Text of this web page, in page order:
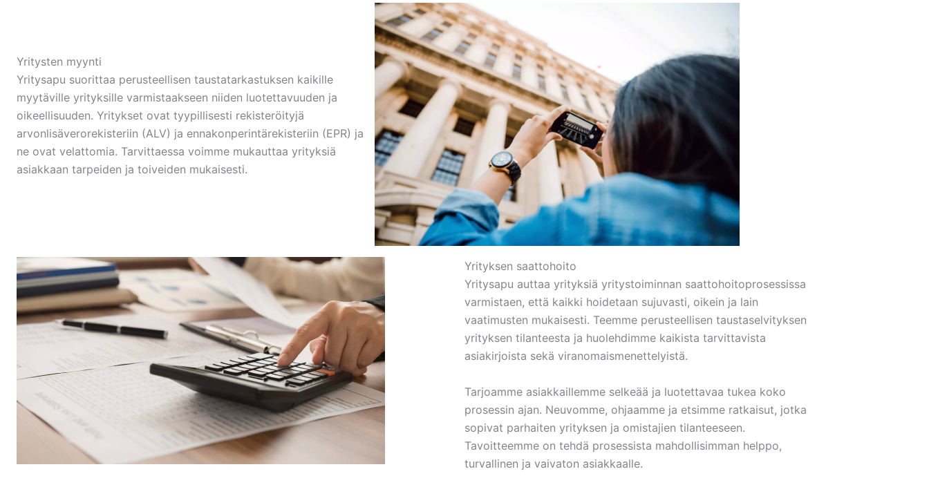
Yritysten myynti
Yritysapu suorittaa perusteellisen taustatarkastuksen kaikille
myytäville yrityksille varmistaakseen niiden luotettavuuden ja
oikeellisuuden. Yritykset ovat tyypillisesti rekisteröityjä
arvonlisäverorekisteriin (ALV) ja ennakonperintärekisteriin (EPR) ja
ne ovat velattomia. Tarvittaessa voimme mukauttaa yrityksiä
asiakkaan tarpeiden ja toiveiden mukaisesti.
Yrityksen saattohoito
Yritysapu auttaa yrityksiä yritystoiminnan saattohoitoprosessissa
varmistaen, että kaikki hoidetaan sujuvasti, oikein ja lain
vaatimusten mukaisesti. Teemme perusteellisen taustaselvityksen
yrityksen tilanteesta ja huolehdimme kaikista tarvittavista
asiakirjoista sekä viranomaismenettelyistä.
Tarjoamme asiakkaillemme selkeää ja luotettavaa tukea koko
prosessin ajan. Neuvomme, ohjaamme ja etsimme ratkaisut, jotka
sopivat parhaiten yrityksen ja omistajien tilanteeseen.
Tavoitteemme on tehdä prosessista mahdollisimman helppo,
turvallinen ja vaivaton asiakkaalle.